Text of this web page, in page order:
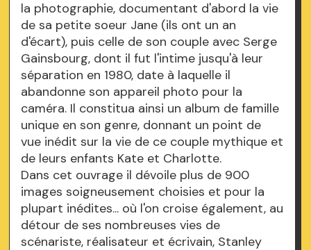
la photographie, documentant d'abord la vie
de sa petite soeur Jane (ils ont un an
d'écart), puis celle de son couple avec Serge
Gainsbourg, dont il fut l'intime jusqu'à leur
séparation en 1980, date à laquelle il
abandonne son appareil photo pour la
caméra. Il constitua ainsi un album de famille
unique en son genre, donnant un point de
vue inédit sur la vie de ce couple mythique et
de leurs enfants Kate et Charlotte.
Dans cet ouvrage il dévoile plus de 900
images soigneusement choisies et pour la
plupart inédites... où l'on croise également, au
détour de ses nombreuses vies de
scénariste, réalisateur et écrivain, Stanley